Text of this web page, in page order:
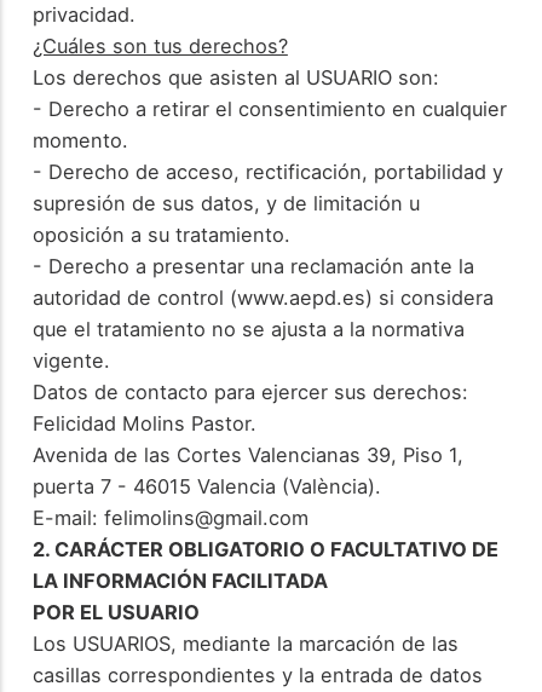
privacidad.
¿Cuáles son tus derechos?
Los derechos que asisten al USUARIO son:
- Derecho a retirar el consentimiento en cualquier
momento.
- Derecho de acceso, rectificación, portabilidad y
supresión de sus datos, y de limitación u
oposición a su tratamiento.
- Derecho a presentar una reclamación ante la
autoridad de control (www.aepd.es) si considera
que el tratamiento no se ajusta a la normativa
vigente.
Datos de contacto para ejercer sus derechos:
Felicidad Molins Pastor.
Avenida de las Cortes Valencianas 39, Piso 1,
puerta 7 - 46015 Valencia (València).
E-mail: felimolins@gmail.com
2. CARÁCTER OBLIGATORIO O FACULTATIVO DE
LA INFORMACIÓN FACILITADA
POR EL USUARIO
Los USUARIOS, mediante la marcación de las
casillas correspondientes y la entrada de datos